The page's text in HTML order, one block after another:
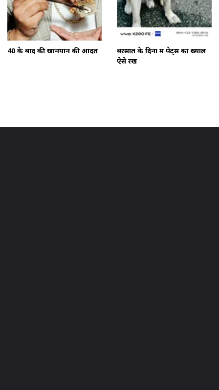
40 के बाद की खानपान की आदतें
बरसात के दिनों में पेट्स का ख्याल
ऐसे रखें